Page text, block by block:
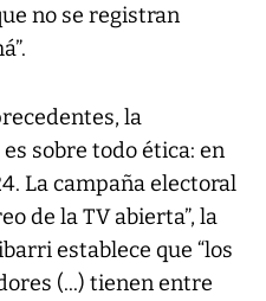
no se registran
la
sobre todo ética: en
La campaña electoral
de la TV abierta”, la
establece que “los
(...) tienen entre